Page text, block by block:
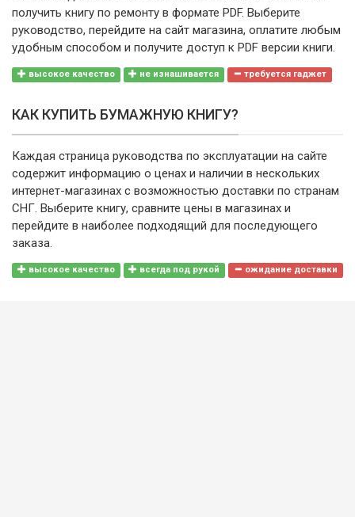
получить книгу по ремонту в формате PDF. Выберите
руководство, перейдите на сайт магазина, оплатите любым
удобным способом и получите доступ к PDF версии книги.
высокое качество не изнашивается требуется гаджет
КАК КУПИТЬ БУМАЖНУЮ КНИГУ?
Каждая страница руководства по эксплуатации на сайте
содержит информацию о ценах и наличии в нескольких
интернет-магазинах с возможностью доставки по странам
СНГ. Выберите книгу, сравните цены в магазинах и
перейдите в наиболее подходящий для последующего
заказа.
высокое качество всегда под рукой ожидание доставки